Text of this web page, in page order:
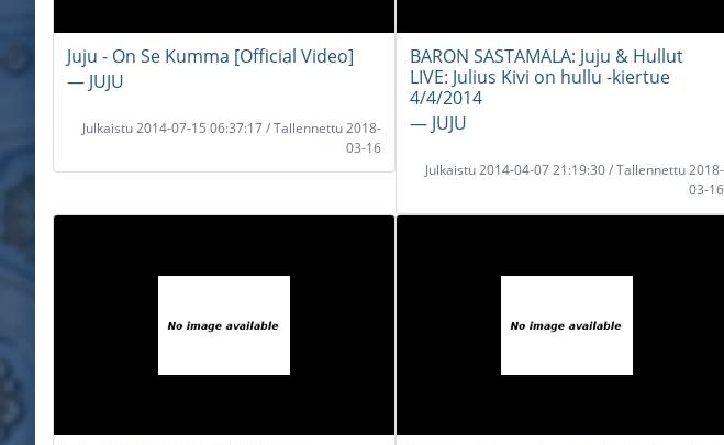
Juju - On Se Kumma [Official Video]
― JUJU
Julkaistu 2014-07-15 06:37:17 / Tallennettu 2018-
03-16
BARON SASTAMALA: Juju & Hullut
LIVE: Julius Kivi on hullu -kiertue
4/4/2014
― JUJU
Julkaistu 2014-04-07 21:19:30 / Tallennettu 2018-
03-16